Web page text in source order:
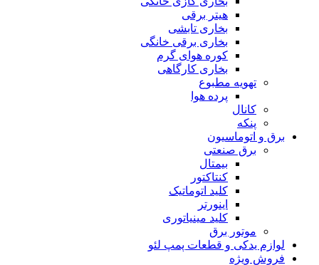
هیتر برقی
بخاری تابشی
بخاری برقی خانگی
کوره هوای گرم
بخاری کارگاهی
تهویه مطبوع
پرده هوا
کانال
پنکه
برق و اتوماسیون
برق صنعتی
بیمتال
کنتاکتور
کلید اتوماتیک
اینورتر
کلید مینیاتوری
موتور برق
لوازم یدکی و قطعات پمپ لئو
فروش ویژه